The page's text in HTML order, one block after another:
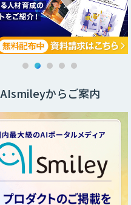
AIsmileyからご案内